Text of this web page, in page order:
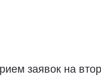
заявок на